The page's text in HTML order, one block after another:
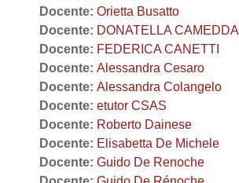
Docente: Orietta Busatto
Docente: DONATELLA CAMEDDA
Docente: FEDERICA CANETTI
Docente: Alessandra Cesaro
Docente: Alessandra Colangelo
Docente: etutor CSAS
Docente: Roberto Dainese
Docente: Elisabetta De Michele
Docente: Guido De Renoche